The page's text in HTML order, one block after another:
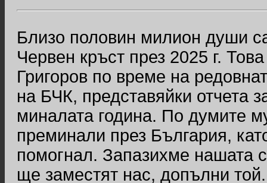
Близо половин милион души
Червен кръст през 2025 г.
Григоров по време на
на БЧК, представяйки отчета
миналата година. По думите
преминали през България,
помогнал. Запазихме нашата
ще заместят нас, допълни